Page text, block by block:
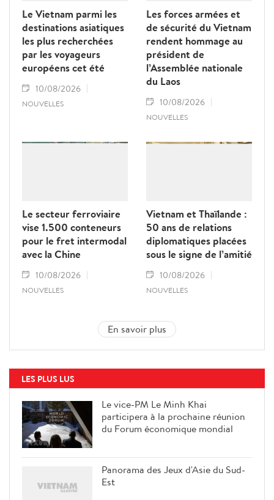
Le Vietnam parmi les
destinations asiatiques
les plus recherchées
par les voyageurs
européens cet été
10/08/2026
NOUVELLES
Les forces armées et
de sécurité du Vietnam
rendent hommage au
président de
l’Assemblée nationale
du Laos
10/08/2026
NOUVELLES
Le secteur ferroviaire
vise 1.500 conteneurs
pour le fret intermodal
avec la Chine
10/08/2026
NOUVELLES
Vietnam et Thaïlande :
50 ans de relations
diplomatiques placées
sous le signe de l’amitié
10/08/2026
NOUVELLES
En savoir plus
LES PLUS LUS
Le vice-PM Le Minh Khai
participera à la prochaine réunion
du Forum économique mondial
Panorama des Jeux d'Asie du Sud-
Est